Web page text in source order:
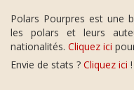
Polars Pourpres est une
les polars et leurs
nationalités. Cliquez ici
Envie de stats ? Cliquez ici !